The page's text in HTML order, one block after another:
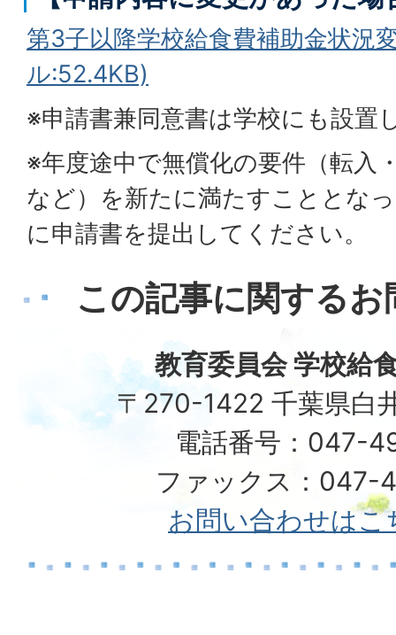
第3子以降学校給食費補助金状況
ル:52.4KB)
※申請書兼同意書は学校にも設置
※年度途中で無償化の要件（転入
など）を新たに満たすこととな
に申請書を提出してください。
この記事に関する
教育委員会 学校給
〒270-1422 千葉県白
電話番号：047-
ファックス：047-
お問い合わせはこ